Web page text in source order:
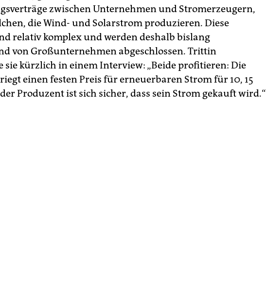
zwischen Unternehmen und Stromerzeugern,
die Wind- und Solarstrom produzieren. Diese
relativ komplex und werden deshalb bislang
von Großunternehmen abgeschlossen. Trittin
sie kürzlich in einem Interview: „Beide profitieren: Die
einen festen Preis für erneuerbaren Strom für 10, 15
Produzent ist sich sicher, dass sein Strom gekauft wird.“